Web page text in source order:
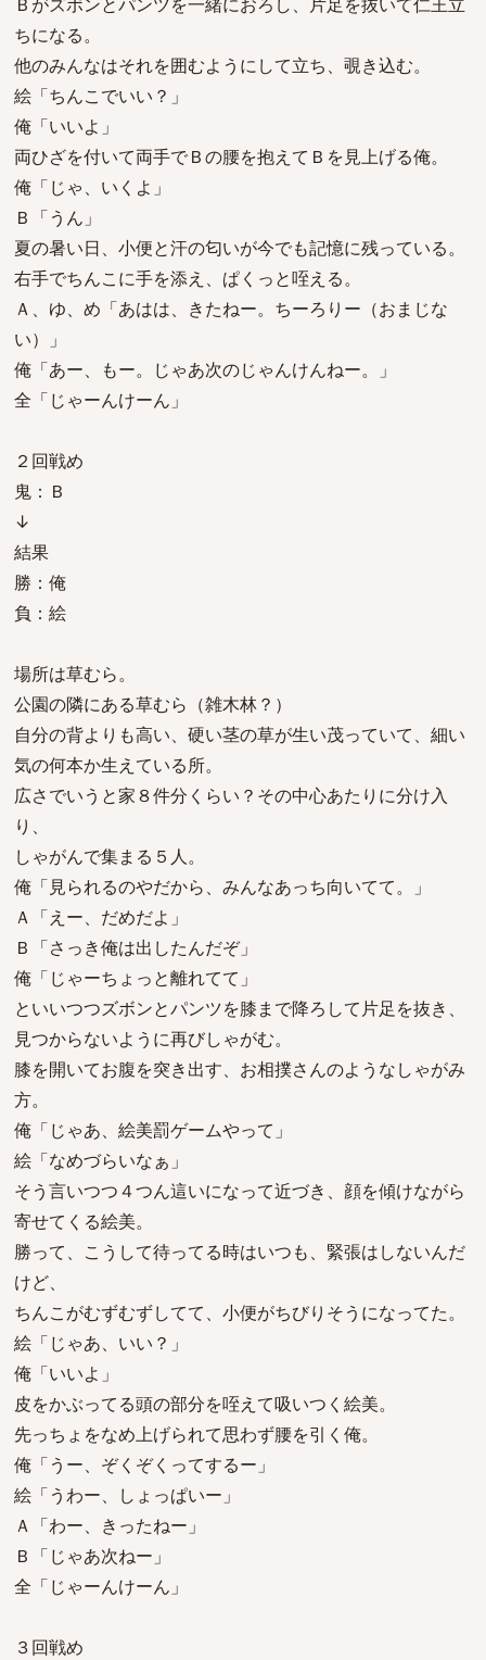
ちになる。
他のみんなはそれを囲むようにして立ち、覗き込む。
絵「ちんこでいい？」
俺「いいよ」
両ひざを付いて両手でＢの腰を抱えてＢを見上げる俺。
俺「じゃ、いくよ」
Ｂ「うん」
夏の暑い日、小便と汗の匂いが今でも記憶に残っている。
右手でちんこに手を添え、ぱくっと咥える。
Ａ、ゆ、め「あはは、きたねー。ちーろりー（おまじな
い）」
俺「あー、もー。じゃあ次のじゃんけんねー。」
全「じゃーんけーん」
２回戦め
鬼：Ｂ
↓
結果
勝：俺
負：絵
場所は草むら。
公園の隣にある草むら（雑木林？）
自分の背よりも高い、硬い茎の草が生い茂っていて、細い
気の何本か生えている所。
広さでいうと家８件分くらい？その中心あたりに分け入
り、
しゃがんで集まる５人。
俺「見られるのやだから、みんなあっち向いてて。」
Ａ「えー、だめだよ」
Ｂ「さっき俺は出したんだぞ」
俺「じゃーちょっと離れてて」
といいつつズボンとパンツを膝まで降ろして片足を抜き、
見つからないように再びしゃがむ。
膝を開いてお腹を突き出す、お相撲さんのようなしゃがみ
方。
俺「じゃあ、絵美罰ゲームやって」
絵「なめづらいなぁ」
そう言いつつ４つん這いになって近づき、顔を傾けながら
寄せてくる絵美。
勝って、こうして待ってる時はいつも、緊張はしないんだ
けど、
ちんこがむずむずしてて、小便がちびりそうになってた。
絵「じゃあ、いい？」
俺「いいよ」
皮をかぶってる頭の部分を咥えて吸いつく絵美。
先っちょをなめ上げられて思わず腰を引く俺。
俺「うー、ぞくぞくってするー」
絵「うわー、しょっぱいー」
Ａ「わー、きったねー」
Ｂ「じゃあ次ねー」
全「じゃーんけーん」
３回戦め